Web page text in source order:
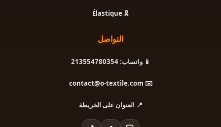
🎗️ Élastique
التواصل
📱 واتساب: 213554780354
✉️ contact@o-textile.com
📍 العنوان على الخريطة